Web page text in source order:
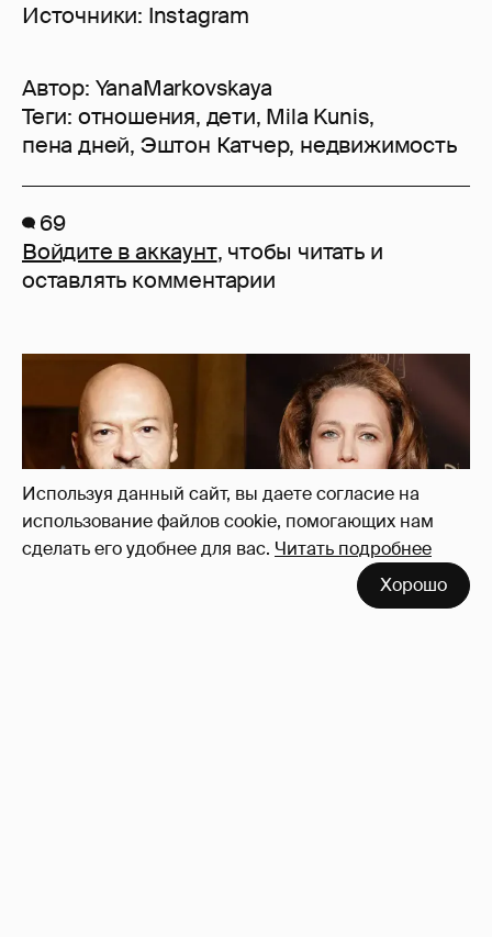
Используя данный сайт, вы даете согласие на
использование файлов cookie, помогающих нам
сделать его удобнее для вас. Читать подробнее
Хорошо
Источники: Instagram
Автор: YanaMarkovskaya
Теги: отношения, дети, Mila Kunis,
пена дней, Эштон Катчер, недвижимость
69
Войдите в аккаунт, чтобы читать и
оставлять комментарии